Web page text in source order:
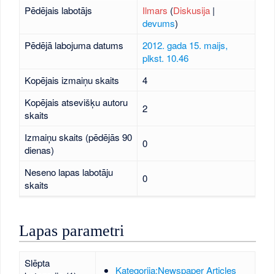
Pēdējais labotājs
Ilmars (Diskusija|
devums)
Pēdējā labojuma datums
2012. gada 15. maijs,
plkst. 10.46
Kopējais izmaiņu skaits
4
Kopējais atsevišķu autoru
skaits
2
Izmaiņu skaits (pēdējās 90
dienas)
0
Neseno lapas labotāju
skaits
0
Lapas parametri
Slēpta
Kategorija:Newspaper Articles